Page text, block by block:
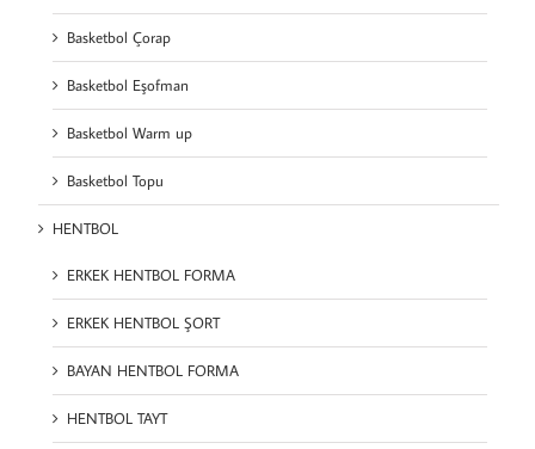
Basketbol Çorap
Basketbol Eşofman
Basketbol Warm up
Basketbol Topu
HENTBOL
ERKEK HENTBOL FORMA
ERKEK HENTBOL ŞORT
BAYAN HENTBOL FORMA
HENTBOL TAYT